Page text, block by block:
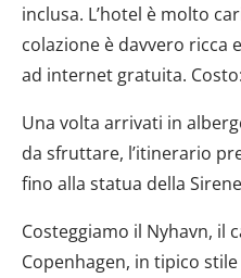
inclusa. L’hotel è molto
colazione è davvero ricca
ad internet gratuita.
Una volta arrivati in
da sfruttare, l’itinerario
fino alla statua della
Costeggiamo il Nyhavn, il
Copenhagen, in tipico